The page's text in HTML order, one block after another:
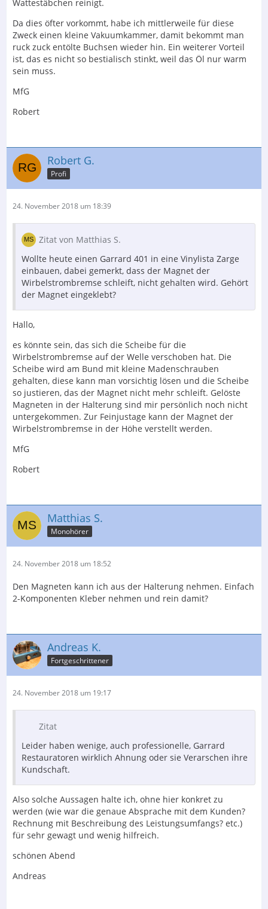
Wattestäbchen reinigt.
Da dies öfter vorkommt, habe ich mittlerweile für diese
Zweck einen kleine Vakuumkammer, damit bekommt man
ruck zuck entölte Buchsen wieder hin. Ein weiterer Vorteil
ist, das es nicht so bestialisch stinkt, weil das Öl nur warm
sein muss.
MfG
Robert
Robert G.
Profi
24. November 2018 um 18:39
Zitat von Matthias S.
Wollte heute einen Garrard 401 in eine Vinylista Zarge
einbauen, dabei gemerkt, dass der Magnet der
Wirbelstrombremse schleift, nicht gehalten wird. Gehört
der Magnet eingeklebt?
Hallo,
es könnte sein, das sich die Scheibe für die
Wirbelstrombremse auf der Welle verschoben hat. Die
Scheibe wird am Bund mit kleine Madenschrauben
gehalten, diese kann man vorsichtig lösen und die Scheibe
so justieren, das der Magnet nicht mehr schleift. Gelöste
Magneten in der Halterung sind mir persönlich noch nicht
untergekommen. Zur Feinjustage kann der Magnet der
Wirbelstrombremse in der Höhe verstellt werden.
MfG
Robert
Matthias S.
Monohörer
24. November 2018 um 18:52
Den Magneten kann ich aus der Halterung nehmen. Einfach
2-Komponenten Kleber nehmen und rein damit?
Andreas K.
Fortgeschrittener
24. November 2018 um 19:17
Zitat
Leider haben wenige, auch professionelle, Garrard
Restauratoren wirklich Ahnung oder sie Verarschen ihre
Kundschaft.
Also solche Aussagen halte ich, ohne hier konkret zu
werden (wie war die genaue Absprache mit dem Kunden?
Rechnung mit Beschreibung des Leistungsumfangs? etc.)
für sehr gewagt und wenig hilfreich.
schönen Abend
Andreas